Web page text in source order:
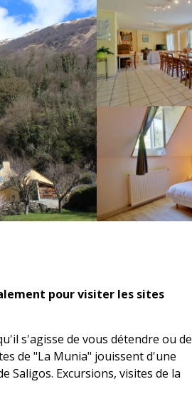
pour visiter les sites
s'agisse de vous détendre ou de
de "La Munia" jouissent d'une
Excursions, visites de la